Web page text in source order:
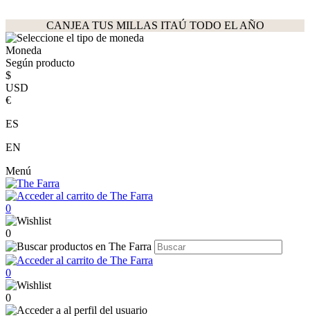
CANJEA TUS MILLAS ITAÚ TODO EL AÑO
Moneda
Según producto
$
USD
€
ES
EN
Menú
0
0
0
0